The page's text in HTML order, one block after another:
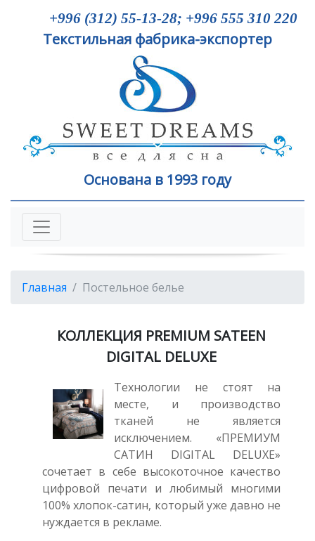
+996 (312) 55-13-28 ; +996 555 310 220
Текстильная фабрика-экспортер
Основана в 1993 году
Главная Постельное белье
КОЛЛЕКЦИЯ PREMIUM SATEEN
DIGITAL DELUXE
Технологии не стоят на
месте, и производство
тканей не является
исключением. «ПРЕМИУМ
САТИН DIGITAL DELUXE»
сочетает в себе высокоточное качество
цифровой печати и любимый многими
100% хлопок-сатин, который уже давно не
нуждается в рекламе.